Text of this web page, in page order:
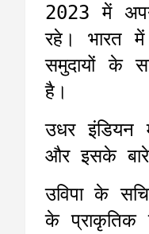
2023 में अपने
रहे। भारत में
समुदायों के
है।
उधर इंडियन
और इसके
उविपा के
के प्राकृतिक